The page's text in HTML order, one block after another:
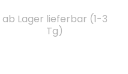
ab Lager lieferbar (1-3
Tg)